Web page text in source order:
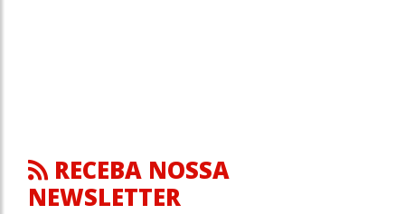
RECEBA NOSSA
NEWSLETTER